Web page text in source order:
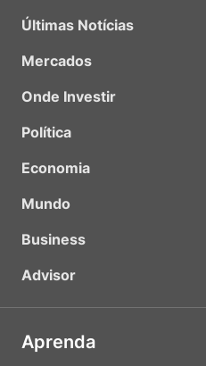
Últimas Notícias
Mercados
Onde Investir
Política
Economia
Mundo
Business
Advisor
Aprenda